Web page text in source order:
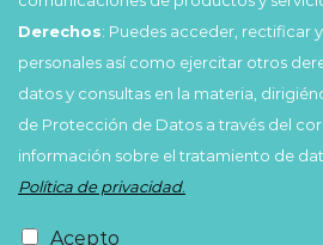
Derechos: Puedes acceder, rectificar
personales así como ejercitar otros
datos y consultas en la materia,
de Protección de Datos a través del
información sobre el tratamiento de
Política de privacidad.
Acepto